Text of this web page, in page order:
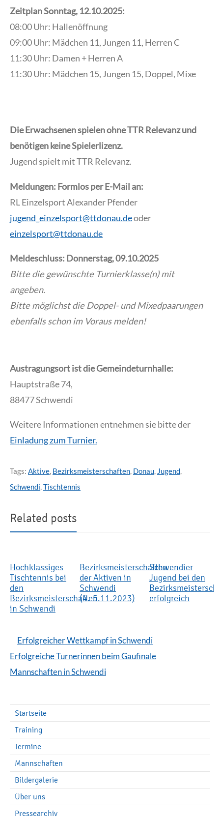
Zeitplan Sonntag, 12.10.2025:
08:00 Uhr: Hallenöffnung
09:00 Uhr: Mädchen 11, Jungen 11, Herren C
11:30 Uhr: Damen + Herren A
11:30 Uhr: Mädchen 15, Jungen 15, Doppel, Mixe
Die Erwachsenen spielen ohne TTR Relevanz und
benötigen keine Spielerlizenz.
Jugend spielt mit TTR Relevanz.
Meldungen: Formlos per E-Mail an:
RL Einzelsport Alexander Pfender
jugend_einzelsport@ttdonau.deoder
einzelsport@ttdonau.de
Meldeschluss: Donnerstag, 09.10.2025
Bitte die gewünschte Turnierklasse(n) mit
angeben.
Bitte möglichst die Doppel- und Mixedpaarungen
ebenfalls schon im Voraus melden!
Austragungsort ist die Gemeindeturnhalle:
Hauptstraße 74,
88477 Schwendi
Weitere Informationen entnehmen sie bitte der
Einladung zum Turnier.
Tags: Aktive, Bezirksmeisterschaften, Donau, Jugend,
Schwendi,Tischtennis
Related posts
Hochklassiges
Tischtennis bei
den
Bezirksmeisterschaften
in Schwendi
Bezirksmeisterschaften
der Aktiven in
Schwendi
(4.-5.11.2023)
Schwendier
Jugend bei den
erfolgreich
Erfolgreicher Wettkampf in Schwendi
Erfolgreiche Turnerinnen beim Gaufinale
Mannschaften in Schwendi
Startseite
Training
Termine
Mannschaften
Bildergalerie
Über uns
Pressearchiv